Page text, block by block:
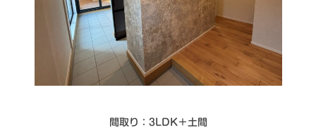
シミュレー ション
キャンペーン・コラボ情報
間取り：3LDK＋土間